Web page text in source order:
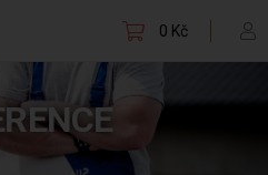
0 Kč